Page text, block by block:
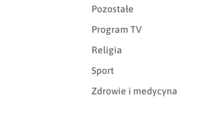
Pozostałe
Program TV
Religia
Sport
Zdrowie i medycyna